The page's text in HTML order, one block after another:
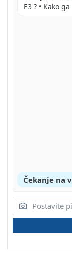
E3 ? • Kako
Čekanje na